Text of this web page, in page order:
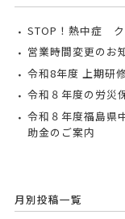
STOP！熱中症
営業時間変更のお
令和8年度 上期研
令和８年度の労災
令和８年度福島県
助金のご案内
月別投稿一覧